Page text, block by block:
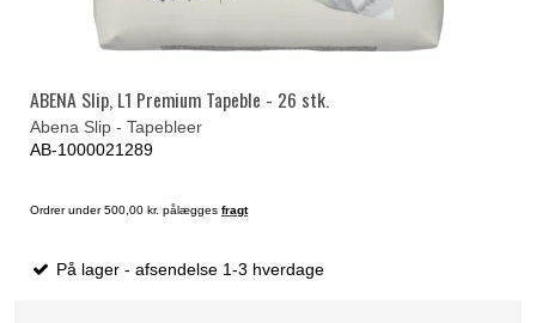
ABENA Slip, L1 Premium Tapeble - 26 stk.
Abena Slip - Tapebleer
AB-1000021289
Ordrer under 500,00 kr. pålægges fragt
På lager - afsendelse 1-3 hverdage